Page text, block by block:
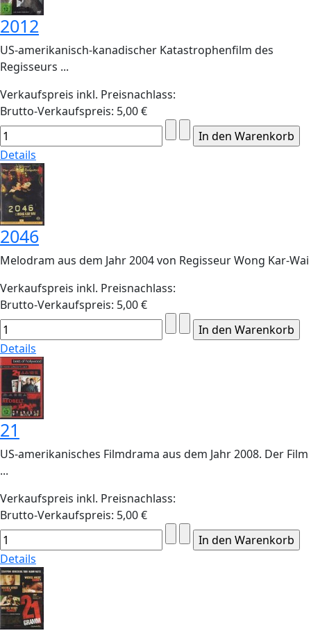
2012
US-amerikanisch-kanadischer Katastrophenfilm des
Regisseurs ...
Verkaufspreis inkl. Preisnachlass:
Brutto-Verkaufspreis: 5,00 €
Details
2046
Melodram aus dem Jahr 2004 von Regisseur Wong Kar-Wai
Verkaufspreis inkl. Preisnachlass:
Brutto-Verkaufspreis: 5,00 €
Details
21
US-amerikanisches Filmdrama aus dem Jahr 2008. Der Film
...
Verkaufspreis inkl. Preisnachlass:
Brutto-Verkaufspreis: 5,00 €
Details